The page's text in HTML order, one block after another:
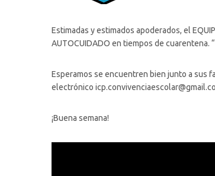
Estimadas y estimados apoderados, el
AUTOCUIDADO en tiempos de cuarentena.
Esperamos se encuentren bien junto a sus
electrónico
¡Buena semana!